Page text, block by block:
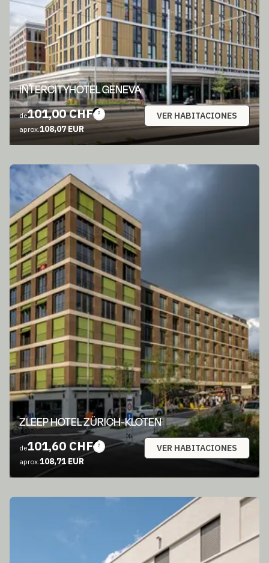
INTERCITYHOTEL GENEVA
de101,00 CHF
aprox.108,07 EUR
VER HABITACIONES
ZLEEP HOTEL ZÜRICH-KLOTEN
de101,60 CHF
aprox.108,71 EUR
VER HABITACIONES